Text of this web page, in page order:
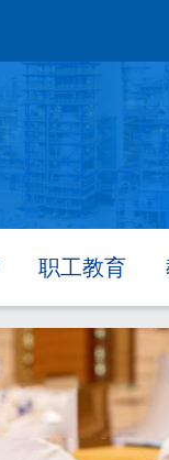
职工教育